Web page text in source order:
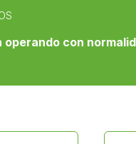
operando con